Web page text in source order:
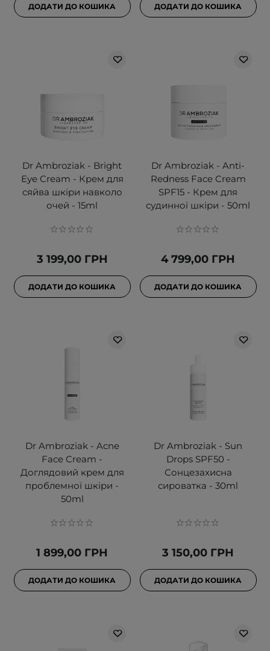
ДОДАТИ ДО КОШИКА ДОДАТИ ДО КОШИКА
Dr Ambroziak - Bright
Eye Cream - Крем для
сяйва шкіри навколо
очей - 15ml
3 199,00 ГРН
ДОДАТИ ДО КОШИКА
Dr Ambroziak - Anti-
Redness Face Cream
SPF15 - Крем для
судинної шкіри - 50ml
4 799,00 ГРН
ДОДАТИ ДО КОШИКА
Dr Ambroziak - Acne
Face Cream -
Доглядовий крем для
проблемної шкіри -
50ml
1 899,00 ГРН
ДОДАТИ ДО КОШИКА
Dr Ambroziak - Sun
Drops SPF50 -
Сонцезахисна
сироватка - 30ml
3 150,00 ГРН
ДОДАТИ ДО КОШИКА